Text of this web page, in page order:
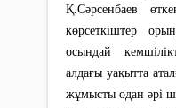
Қ.Сәрсенбаев
көрсеткіштер
осындай
алдағы уақытта
жұмысты одан әрі